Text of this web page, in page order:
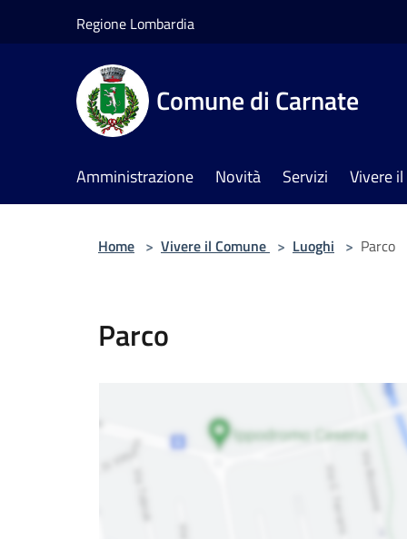
Regione Lombardia
Comune di Carnate
Amministrazione Novità Servizi Vivere
Home > Vivere il Comune > Luoghi > Parco
Parco